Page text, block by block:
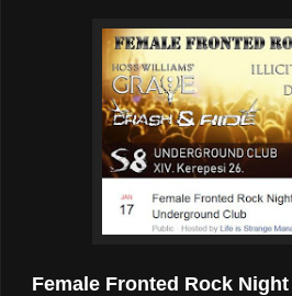
Female Fronted Rock